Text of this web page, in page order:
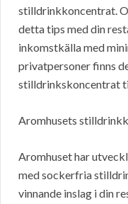
stilldrinkkoncentrat.
detta tips med din
inkomstkälla med
privatpersoner finns
stilldrinkskoncentrat
Aromhusets
Aromhuset har
med sockerfria
vinnande inslag i din